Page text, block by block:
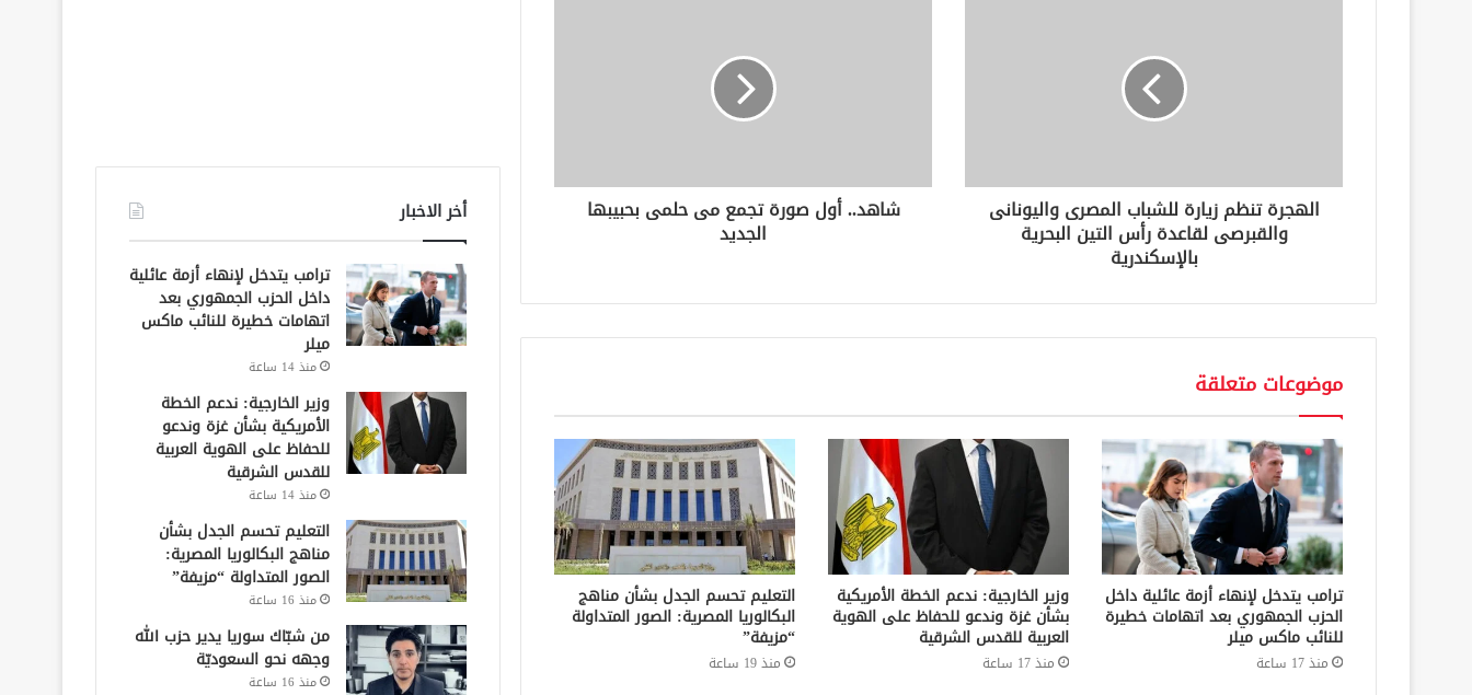
ن
الهجرة تنظم زيارة للشباب المصرى واليونانى
والقبرصى لقاعدة رأس التين البحرية
بالإسكندرية
شاهد.. أول صورة تجمع مى حلمى بحبيبها
الجديد
موضوعات متعلقة
ترامب يتدخل لإنهاء أزمة عائلية داخل
الحزب الجمهوري بعد اتهامات خطيرة
للنائب ماكس ميلر
منذ 17 ساعة
وزير الخارجية: ندعم الخطة الأمريكية
بشأن غزة وندعو للحفاظ على الهوية
العربية للقدس الشرقية
منذ 17 ساعة
التعليم تحسم الجدل بشأن مناهج
البكالوريا المصرية: الصور المتداولة
“مزيفة”
منذ 19 ساعة
أخر الاخبار
ترامب يتدخل لإنهاء أزمة عائلية
داخل الحزب الجمهوري بعد
اتهامات خطيرة للنائب ماكس
ميلر
منذ 14 ساعة
وزير الخارجية: ندعم الخطة
الأمريكية بشأن غزة وندعو
للحفاظ على الهوية العربية
للقدس الشرقية
منذ 14 ساعة
التعليم تحسم الجدل بشأن
مناهج البكالوريا المصرية:
الصور المتداولة “مزيفة”
منذ 16 ساعة
من شبّاك سوريا يدير حزب الله
وجهه نحو السعوديّة
منذ 16 ساعة